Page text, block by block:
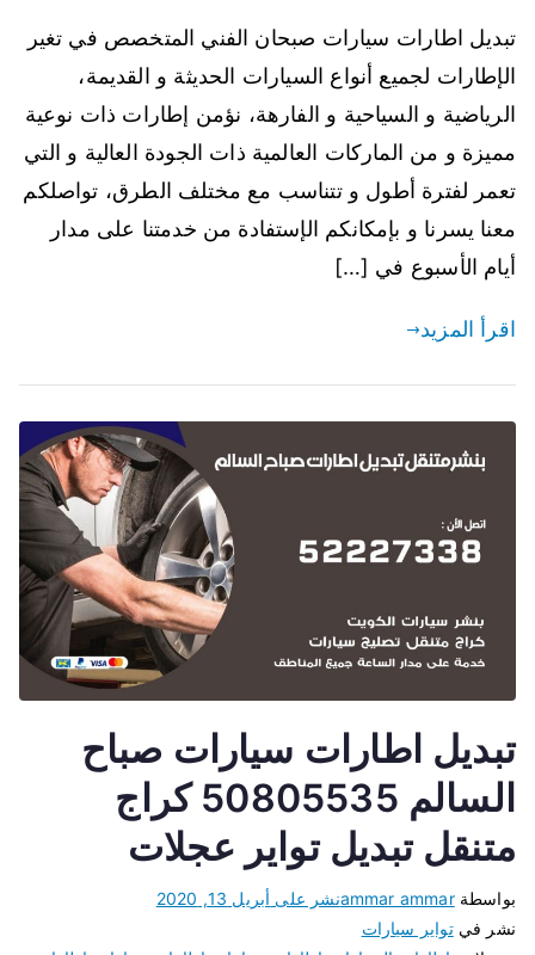
تبديل اطارات سيارات صبحان الفني المتخصص في تغير
الإطارات لجميع أنواع السيارات الحديثة و القديمة،
الرياضية و السياحية و الفارهة، نؤمن إطارات ذات نوعية
مميزة و من الماركات العالمية ذات الجودة العالية و التي
تعمر لفترة أطول و تتناسب مع مختلف الطرق، تواصلكم
معنا يسرنا و بإمكانكم الإستفادة من خدمتنا على مدار
أيام الأسبوع في […]
اقرأ المزيد
تبديل اطارات سيارات صباح
السالم 50805535 كراج
متنقل تبديل تواير عجلات
بواسطةammar ammarنشر على أبريل 13, 2020
نشر فيتواير سيارات